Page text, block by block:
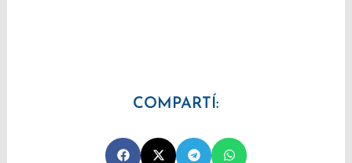
COMPARTÍ: